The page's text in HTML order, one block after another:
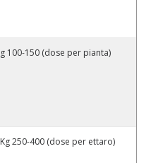
g 100-150 (dose per pianta)
Kg 250-400 (dose per ettaro)